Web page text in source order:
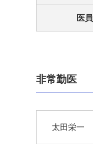
医員
非常勤医
太田栄一